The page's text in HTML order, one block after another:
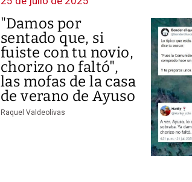
"Damos por
sentado que, si
fuiste con tu novio,
chorizo no faltó",
las mofas de la casa
de verano de Ayuso
Raquel Valdeolivas